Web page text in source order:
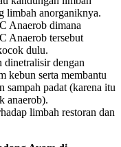
limbah anorganiknya.
Anaerob dimana
Anaerob tersebut
dulu.
dinetralisir dengan
kebun serta membantu
sampah padat (karena itu
anaerob).
limbah restoran dan